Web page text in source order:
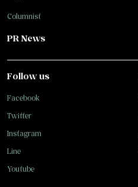
Columnist
PR News
Follow us
Facebook
Twitter
Instagram
Line
Youtube